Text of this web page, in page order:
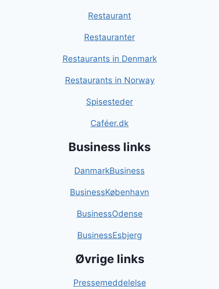
Restaurant
Restauranter
Restaurants in Denmark
Restaurants in Norway
Spisesteder
Caféer.dk
Business links
DanmarkBusiness
BusinessKøbenhavn
BusinessOdense
BusinessEsbjerg
Øvrige links
Pressemeddelelse